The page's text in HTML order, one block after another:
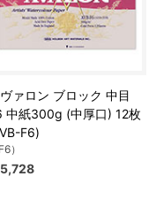
ァロン ブロック 中目
中紙300g (中厚口) 12枚
F6)
）